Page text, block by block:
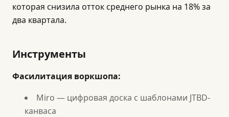
которая снизила отток среднего рынка на 18% за
два квартала.
Инструменты
Фасилитация воркшопа:
Miro — цифровая доска с шаблонами JTBD-
канваса